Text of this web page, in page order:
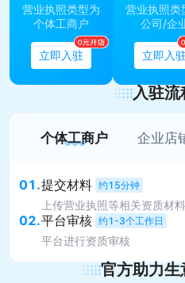
营业执照类型为
个体工商户
立即入驻
营业执照类
公司/企
立即入驻
入驻流
个体工商户 企业店
01 .提交材料 约15分钟
上传营业执照等相关资质材料
02.平台审核 约1-3个工作日
平台进行资质审核
官方助力生